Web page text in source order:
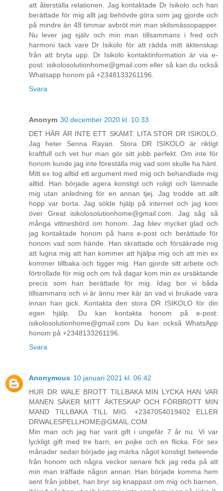
att återställa relationen. Jag kontaktade Dr Isikolo och han
berättade för mig allt jag behövde göra som jag gjorde och
på mindre än 48 timmar avbröt min man skilsmässopapper.
Nu lever jag själv och min man tillsammans i fred och
harmoni tack vare Dr Isikolo för att rädda mitt äktenskap
från att bryta upp. Dr Isikolo kontaktinformation är via e-
post: isikolosolutionhome@gmail.com eller så kan du också
Whatsapp honom på +2348133261196.
Svara
Anonym 30 december 2020 kl. 10:33
DET HÄR ÄR INTE ETT SKÄMT. LITA STOR DR ISIKOLO.
Jag heter Senna Rayan. Stora DR ISIKOLO är riktigt
kraftfull och vet hur man gör sitt jobb perfekt. Om inte för
honom kunde jag inte föreställa mig vad som skulle ha hänt.
Mitt ex tog alltid ett argument med mig och behandlade mig
alltid. Han började agera konstigt och roligt och lämnade
mig utan anledning för en annan tjej. Jag trodde att allt
hopp var borta. Jag sökte hjälp på internet och jag kom
över Great isikolosolutionhome@gmail.com. Jag såg så
många vittnesbörd om honom. Jag blev mycket glad och
jag kontaktade honom på hans e-post och berättade för
honom vad som hände. Han skrattade och försäkrade mig
att lugna mig att han kommer att hjälpa mig och att min ex
kommer tillbaka och tigger mig. Han gjorde sitt arbete och
förtrollade för mig och om två dagar kom min ex ursäktande
precis som han berättade för mig. Idag bor vi båda
tillsammans och vi är ännu mer kär än vad vi brukade vara
innan han gick. Kontakta den stora DR ISIKOLO för din
egen hjälp. Du kan kontakta honom på e-post:
isikolosolutionhome@gmail.com Du kan också WhatsApp
honom på +2348133261196.
Svara
Anonymous 10 januari 2021 kl. 06:42
HUR DR WALE BROTT TILLBAKA MIN LYCKA HAN VAR
MANEN SÄKER MITT ÄKTESKAP OCH FÖRBROTT MIN
MAND TILLBAKA TILL MIG. +2347054019402 ELLER
DRWALESPELLHOME@GMAIL.COM
Min man och jag har varit gift i ungefär 7 år nu. Vi var
lyckligt gift med tre barn, en pojke och en flicka. För sex
månader sedan började jag märka något konstigt beteende
från honom och några veckor senare fick jag reda på att
min man träffade någon annan. Han började komma hem
sent från jobbet, han bryr sig knappast om mig och barnen,